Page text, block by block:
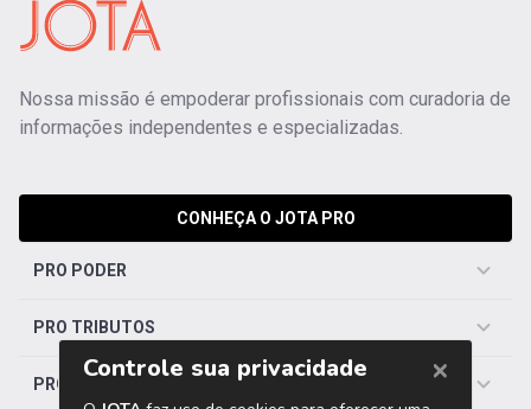
Nossa missão é empoderar profissionais com curadoria de
informações independentes e especializadas.
CONHEÇA O JOTA PRO
PRO PODER
PRO TRIBUTOS
PRO TRABALHISTA